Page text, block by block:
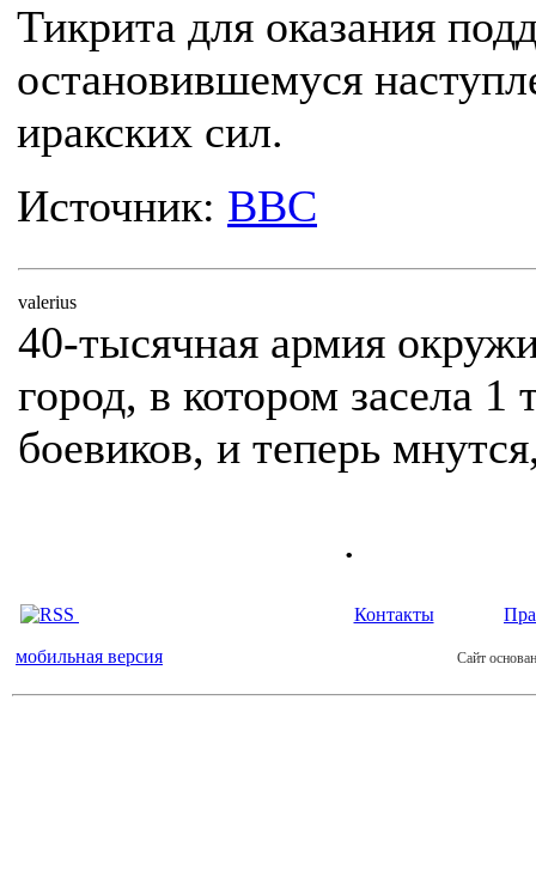
Тикрита для оказания
остановившемуся
иракских сил.
Источник: BBC
valerius
40-тысячная армия
город, в котором засела 1
боевиков, и теперь
.
Контакты
мобильная версия Сайт